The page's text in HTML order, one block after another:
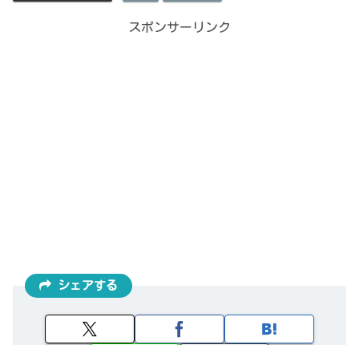
スポンサーリンク
シェアする